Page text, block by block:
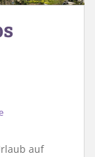
auf